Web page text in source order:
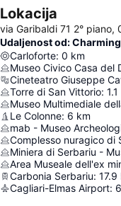
Lokacija
via Garibaldi 71 2°
Udaljenost od:
Carloforte: 0 km
Museo Civico Casa del
Cineteatro Giuseppe
Torre di San Vittorio: 1.1
Museo Multimediale
Le Colonne: 6 km
mab - Museo
Complesso nuragico di
Miniera di Serbariu -
Area Museale dell'ex
Carbonia Serbariu: 17.9
Cagliari-Elmas Airport: